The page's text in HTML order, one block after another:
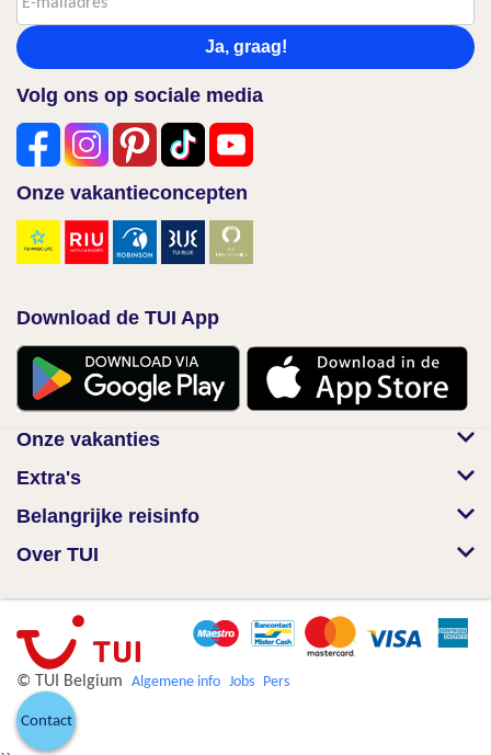
Ja, graag!
Volg ons op sociale media
Onze vakantieconcepten
Download de TUI App
Onze vakanties
Extra's
Belangrijke reisinfo
Over TUI
© TUI Belgium Algemene info Jobs Pers
Contact